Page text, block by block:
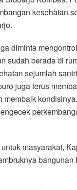
kesehatan
diminta
sudah berada di
sejumlah
juga terus
membaik
masyarakat,